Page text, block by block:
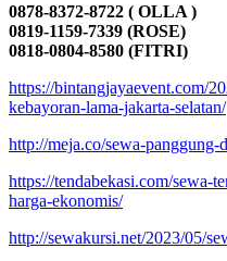
0878-8372-8722 ( OLLA )
0819-1159-7339 (ROSE)
0818-0804-8580 (FITRI)
https://bintangjayaevent.com/
kebayoran-lama-jakarta-selatan/
http://meja.co/sewa-panggung-
https://tendabekasi.com/sewa-
harga-ekonomis/
http://sewakursi.net/2023/05/